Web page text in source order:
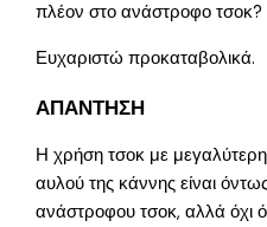
πλέον στο ανάστροφο τσοκ?
Ευχαριστώ προκαταβολικά.
ΑΠΑΝΤΗΣΗ
Η χρήση τσοκ με
αυλού της κάννης είναι
ανάστροφου τσοκ, αλλά όχι